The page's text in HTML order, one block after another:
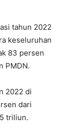
tahun 2022
keseluruhan
83 persen
PMDN.
2022 di
dari
triliun.